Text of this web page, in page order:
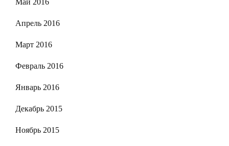
Апрель 2016
Март 2016
Февраль 2016
Январь 2016
Декабрь 2015
Ноябрь 2015